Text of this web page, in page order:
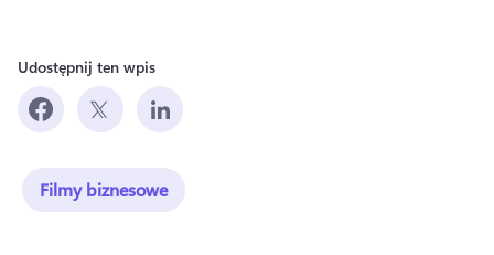
Udostępnij ten wpis
Filmy biznesowe